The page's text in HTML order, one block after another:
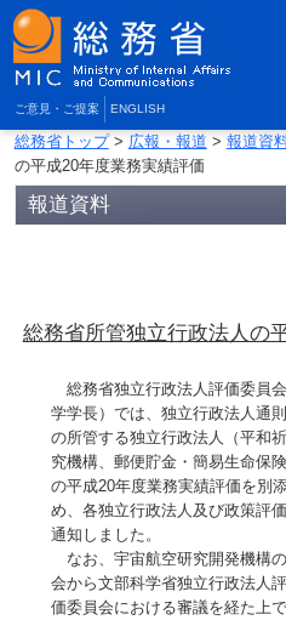
ご意見・ご提案 ENGLISH
総務省トップ> 広報・報道 > 報道資
の平成20年度業務実績評価
報道資料
総務省所管独立行政法人の
総務省独立行政法人評価委員
学学長）では、独立行政法人通
の所管する独立行政法人（平和
究機構、郵便貯金・簡易生命保
の平成20年度業務実績評価を別
め、各独立行政法人及び政策評
通知しました。
なお、宇宙航空研究開発機構
会から文部科学省独立行政法人
価委員会における審議を経た上